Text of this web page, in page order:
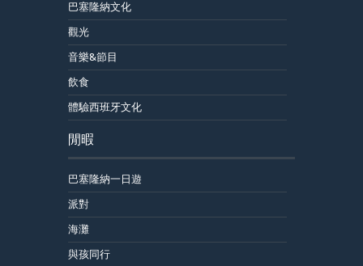
巴塞隆納文化
觀光
音樂&節目
飲食
體驗西班牙文化
閒暇
巴塞隆納一日遊
派對
海灘
與孩同行